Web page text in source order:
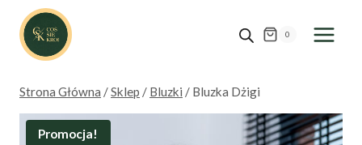
Przejdź
treści
0
Strona Główna /Sklep / Bluzki / Bluzka Dżigi
Promocja!